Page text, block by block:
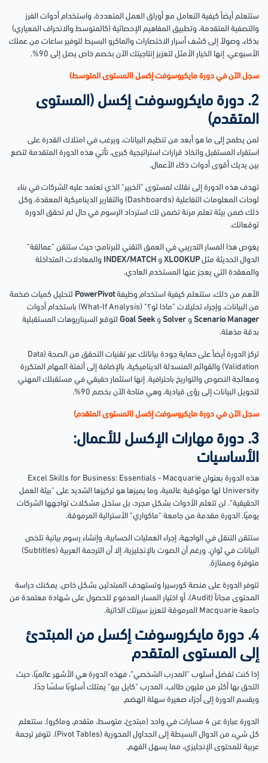
ستتعلم أيضاً كيفية التعامل مع أوراق العمل المتعددة، واستخدام أدوات الفرز
والتصفية المتقدمة، وتطبيق المفاهيم الإحصائية (كالمتوسط والانحراف المعياري)
بذكاء، وصولاً إلى كشف أسرار الاختصارات والماكرو البسيط لتوفير ساعات من عملك
الأسبوعي. إنها الخيار الأمثل لتعزيز إنتاجيتك الآن بخصم خاص يصل إلى 90%.
سجل الآن في دورة مايكروسوفت إكسل (المستوى المتوسط)
2. دورة مايكروسوفت إكسل (المستوى
المتقدم)
لمن يطمح إلى ما هو أبعد من تنظيم البيانات، ويرغب في امتلاك القدرة على
استقراء المستقبل واتخاذ قرارات استراتيجية كبرى، تأتي هذه الدورة المتقدمة لتضع
بين يديك أقوى أدوات ذكاء الأعمال.
تهدف هذه الدورة إلى نقلك لمستوى "الخبير" الذي تعتمد عليه الشركات في بناء
لوحات المعلومات التفاعلية (Dashboards) والتقارير الديناميكية المعقدة، وكل
ذلك ضمن بيئة تعلم مرنة تضمن لك استرداد الرسوم في حال لم تحقق الدورة
توقعاتك.
يغوص هذا المسار التدريبي في العمق التقني للبرنامج؛ حيث ستتقن "عمالقة"
الدوال الحديثة مثلXLOOKUP و INDEX/MATCH والمعادلات المتداخلة
والمعقدة التي يعجز عنها المستخدم العادي.
الأهم من ذلك، ستتعلم كيفية استخدام وظيفةPowerPivot لتحليل كميات ضخمة
من البيانات، وإجراء تحليلات "ماذا لو؟" (What-If Analysis) باستخدام أدوات
Scenario Manager و Solver وGoal Seek لتوقع السيناريوهات المستقبلية
بدقة مذهلة.
تركز الدورة أيضاً على حماية جودة بياناتك عبر تقنيات التحقق من الصحة (Data
Validation) والقوائم المنسدلة الديناميكية، بالإضافة إلى أتمتة المهام المتكررة
ومعالجة النصوص والتواريخ باحترافية. إنها استثمار حقيقي في مستقبلك المهني
لتحويل البيانات إلى رؤى قيادية، وهي متاحة الآن بخصم 90%.
سجل الآن في دورة مايكروسوفت إكسل (المستوى المتقدم)
3. دورة مهارات الإكسل للأعمال:
الأساسيات
هذه الدورة بعنوان Excel Skills for Business: Essentials - Macquarie
University لها موثوقية عالمية، وما يميزها هو تركيزها الشديد على "بيئة العمل
الحقيقية". لن تتعلم الأدوات بشكل مجرد، بل ستحل مشكلات تواجهها الشركات
يوميًا. الدورة مقدمة من جامعة "ماكواري" الأسترالية المرموقة.
ستتقن التنقل في الواجهة، إجراء العمليات الحسابية، وإنشاء رسوم بيانية تلخص
البيانات في ثوانٍ. ورغم أن الصوت بالإنجليزية، إلا أن الترجمة العربية (Subtitles)
متوفرة وممتازة.
تتوفر الدورة على منصة كورسيرا وتستهدف المبتدئين بشكل خاص. يمكنك دراسة
المحتوى مجاناً (Audit)، أو اختيار المسار المدفوع للحصول على شهادة معتمدة من
جامعة Macquarie المرموقة لتعزيز سيرتك الذاتية.
4. دورة مايكروسوفت إكسل من المبتدئ
إلى المستوى المتقدم
إذا كنت تفضل أسلوب "المدرب الشخصي"، فهذه الدورة هي الأشهر عالميًا، حيث
التحق بها أكثر من مليون طالب. المدرب "كايل بيو" يمتلك أسلوبًا سلسًا جدًا،
ويقسم الدورة إلى أجزاء صغيرة سهلة الهضم.
الدورة عبارة عن 4 مسارات في واحد (مبتدئ، متوسط، متقدم، وماكرو). ستتعلم
كل شيء من الدوال البسيطة إلى الجداول المحورية (Pivot Tables). تتوفر ترجمة
عربية للمحتوى الإنجليزي، مما يسهل الفهم.